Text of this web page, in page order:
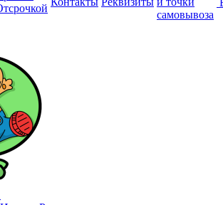
самовывоза